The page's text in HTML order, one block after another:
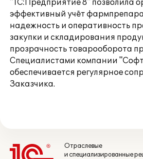
"1С:Предприятие 8" позволила
эффективный учёт
надежность и оперативность
закупки и складирования
прозрачность товарооборота
Специалистами компании
обеспечивается регулярное
Заказчика.
Отраслевые
и специализированные